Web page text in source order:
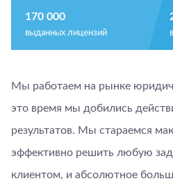
170 000
выданных лицензий
Мы работаем на рынке
это время мы добились
результатов. Мы стараемся
эффективно решить любую
клиентом, и абсолютное